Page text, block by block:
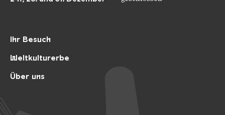
Ihr Besuch
Weltkulturerbe
Über uns